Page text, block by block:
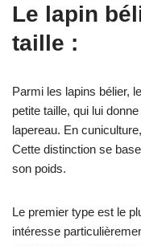
Le lapin
taille :
Parmi les lapins bélier,
petite taille, qui lui
lapereau. En
Cette distinction se
son poids.
Le premier type est le
intéresse